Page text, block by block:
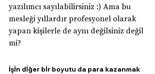
yazılımcı sayılabilirsiniz :) Ama bu
mesleği yıllardır profesyonel olarak
yapan kişilerle de aynı değilsiniz değil
mi?
İşİn dİğer bİr boyutu da para kazanmak